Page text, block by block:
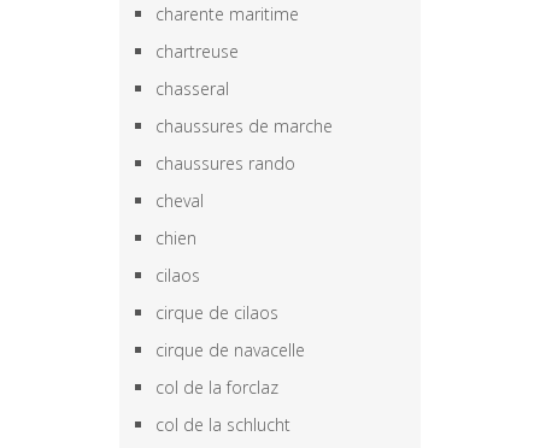
charente maritime
chartreuse
chasseral
chaussures de marche
chaussures rando
cheval
chien
cilaos
cirque de cilaos
cirque de navacelle
col de la forclaz
col de la schlucht